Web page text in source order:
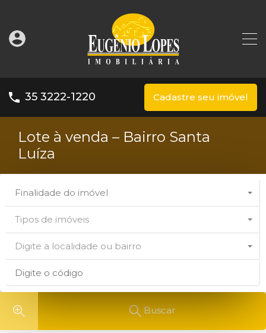
35 3222-1220 Cadastre seu imóvel
Lote à venda – Bairro Santa
Luíza
Finalidade do imóvel
Tipos de imóveis
Digite a localidade ou bairro
Buscar